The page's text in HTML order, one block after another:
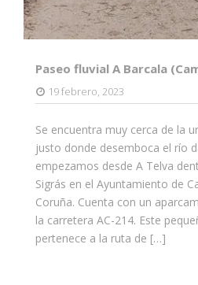
Paseo fluvial A Barcala
19 febrero, 2023
Se encuentra muy cerca de la
justo donde desemboca el río
empezamos desde A Telva
Sigrás en el Ayuntamiento de
Coruña. Cuenta con un
la carretera AC-214. Este
pertenece a la ruta de […]